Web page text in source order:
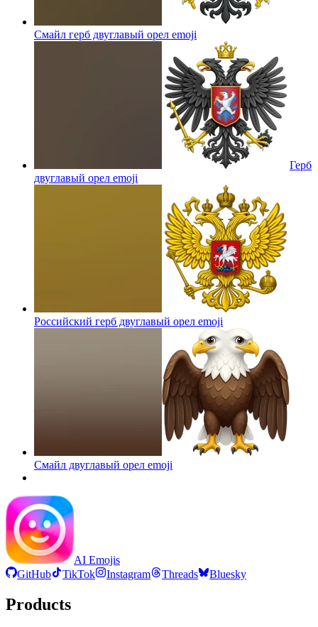
Смайл герб двуглавый орел emoji
Герб
двуглавый орел emoji
Российский герб двуглавый орел emoji
Смайл двуглавый орел emoji
AI Emojis
GitHub
TikTok Instagram Threads Bluesky
Products